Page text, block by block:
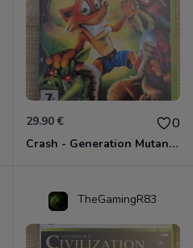
29.90 € 0
Crash - Generation Mutant Xbox 360
TheGamingR83